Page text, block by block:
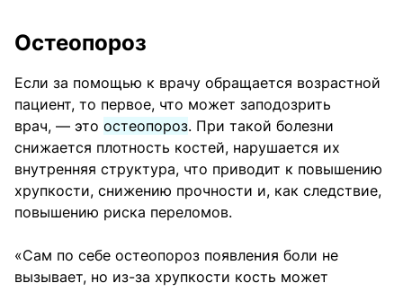
Остеопороз
Если за помощью к врачу обращается возрастной
пациент, то первое, что может заподозрить
врач, — это остеопороз. При такой болезни
снижается плотность костей, нарушается их
внутренняя структура, что приводит к повышению
хрупкости, снижению прочности и, как следствие,
повышению риска переломов.
«Сам по себе остеопороз появления боли не
вызывает, но из-за хрупкости кость может